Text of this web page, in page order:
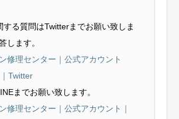
する質問はTwitterまでお願い致しま
します。
修理センター｜公式アカウント
Twitter
までお願い致します。
修理センター｜公式アカウント｜